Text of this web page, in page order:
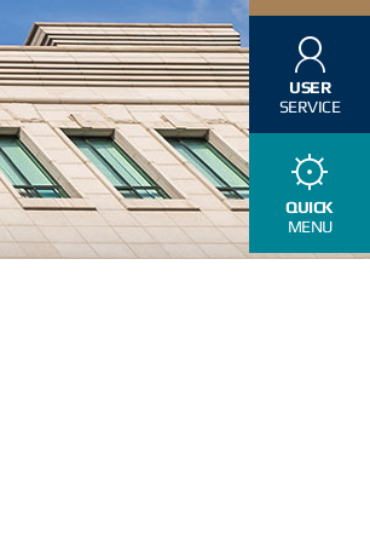
USER
SERVICE
QUICK
MENU